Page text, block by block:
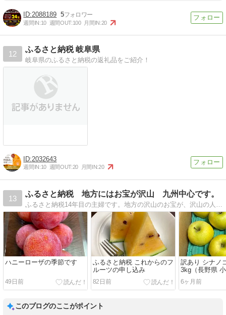
2088189 5
週間IN:10 週間OUT:100 月間IN:20
12
ふるさと納税 岐阜県
岐阜県のふるさと納税の返礼品をご紹介！
2032643
週間IN:10 週間OUT:20 月間IN:20
13
ふるさと納税 地方にはお宝が沢山 九州中心です。
ハニーローザの季節です
49日前
ふるさと納税 これからのフ
ルーツの申し込み
82日前
訳あり シナノ
3kg（長野県
6ヶ月前
このブログのここがポイント